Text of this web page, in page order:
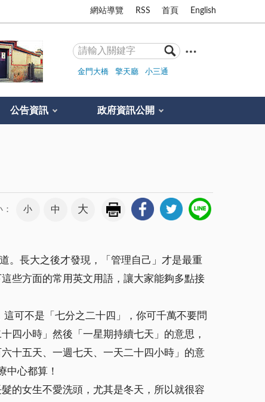
網站導覽 RSS 首頁 English
金門大橋 擎天廳 小三通
公告資訊 政府資訊公開
小 中 大
。長大之後才發現，「管理自己」才是最重
些方面的常用英文用語，讓大家能夠多點接
可不是「七分之二十四」，你可千萬不要問
四小時」然後「一星期持續七天」的意思，
十五天、一週七天、一天二十四小時」的意
中心都算！
的女生不愛洗頭，尤其是冬天，所以就很容